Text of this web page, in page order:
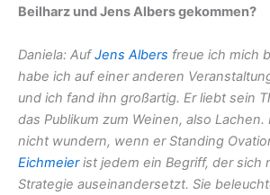
Beilharz und Jens Albers gekommen?
Daniela: AufJens Albers freue ich mich
habe ich auf einer anderen
und ich fand ihn großartig. Er liebt sein
das Publikum zum Weinen, also Lachen.
nicht wundern, wenn er Standing
Eichmeierist jedem ein Begriff, der sich
Strategie auseinandersetzt. Sie